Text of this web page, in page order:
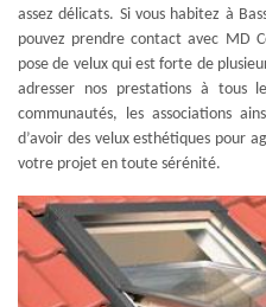
assez délicats. Si vous habitez à
pouvez prendre contact avec MD
pose de velux qui est forte de
adresser nos prestations à tous
communautés, les associations
d’avoir des velux esthétiques pour
votre projet en toute sérénité.